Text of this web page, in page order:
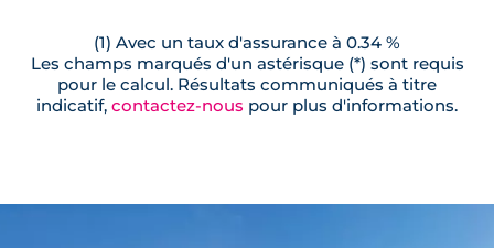
(1) Avec un taux d'assurance à 0.34 %
Les champs marqués d'un astérisque (*) sont requis
pour le calcul. Résultats communiqués à titre
indicatif, contactez-nous pour plus d'informations.